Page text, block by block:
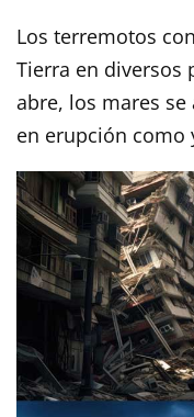
Los terremotos
Tierra en diversos
abre, los mares
en erupción como